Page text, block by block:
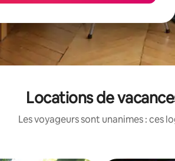
Locations de
Les voyageurs sont unanimes : ces